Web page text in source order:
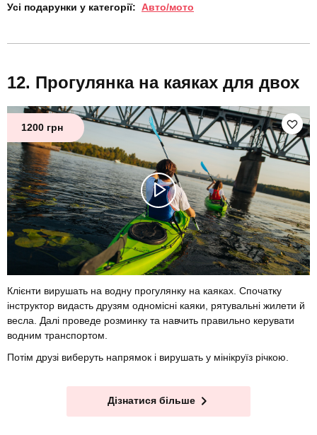
Усі подарунки у категорії: Авто/мото
Прогулянка на каяках для двох
1200 грн
Клієнти вирушать на водну прогулянку на каяках. Спочатку
інструктор видасть друзям одномісні каяки, рятувальні жилети й
весла. Далі проведе розминку та навчить правильно керувати
водним транспортом.
Потім друзі виберуть напрямок і вирушать у мінікруїз річкою.
Дізнатися більше